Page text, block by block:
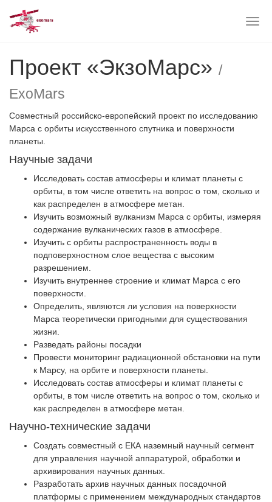
mainПроект «ЭкзоМарс» /
ExoMars
Совместный российско-европейский проект по исследованию
Марса с орбиты искусственного спутника и поверхности
планеты.
Научные задачи
Исследовать состав атмосферы и климат планеты с
орбиты, в том числе ответить на вопрос о том, сколько и
как распределен в атмосфере метан.
Изучить возможный вулканизм Марса с орбиты, измеряя
содержание вулканических газов в атмосфере.
Изучить с орбиты распространенность воды в
подповерхностном слое вещества с высоким
разрешением.
Изучить внутреннее строение и климат Марса с его
поверхности.
Определить, являются ли условия на поверхности
Марса теоретически пригодными для существования
жизни.
Разведать районы посадки
Провести мониторинг радиационной обстановки на пути
к Марсу, на орбите и поверхности планеты.
Исследовать состав атмосферы и климат планеты с
орбиты, в том числе ответить на вопрос о том, сколько и
как распределен в атмосфере метан.
Научно-технические задачи
Создать совместный с ЕКА наземный научный сегмент
для управления научной аппаратурой, обработки и
архивирования научных данных.
Разработать архив научных данных посадочной
платформы с применением международных стандартов